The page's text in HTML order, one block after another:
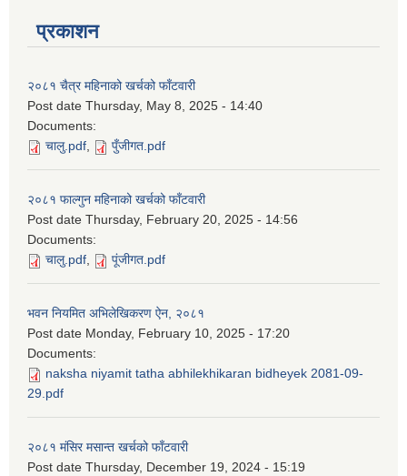
प्रकाशन
२०८१ चैत्र महिनाको खर्चको फाँटवारी
Post date Thursday, May 8, 2025 - 14:40
Documents:
चालु.pdf, पुँजीगत.pdf
२०८१ फाल्गुन महिनाको खर्चको फाँटवारी
Post date Thursday, February 20, 2025 - 14:56
Documents:
चालु.pdf, पूंजीगत.pdf
भवन नियमित अभिलेखिकरण ऐन, २०८१
Post date Monday, February 10, 2025 - 17:20
Documents:
naksha niyamit tatha abhilekhikaran bidheyek 2081-09-
29.pdf
२०८१ मंसिर मसान्त खर्चको फाँटवारी
Post date Thursday, December 19, 2024 - 15:19